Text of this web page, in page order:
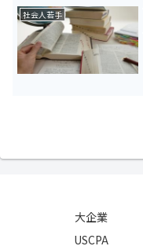
社会人若手
大企業
USCPA